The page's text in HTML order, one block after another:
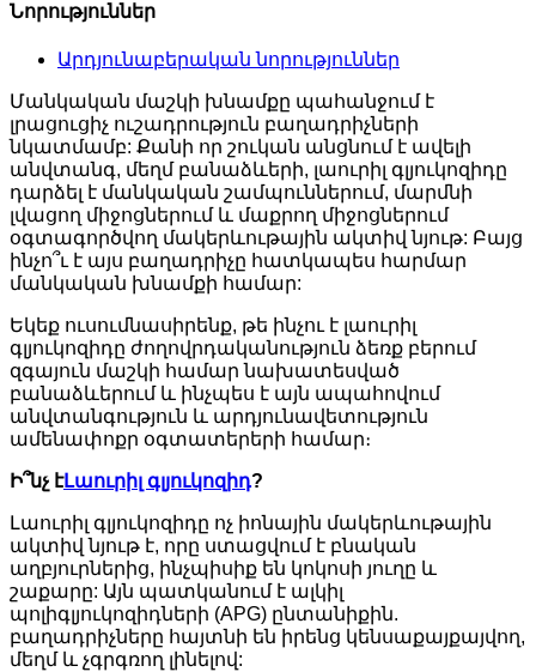
Նորություններ
Արդյունաբերական նորություններ
Մանկական մաշկի խնամքը պահանջում է
լրացուցիչ ուշադրություն բաղադրիչների
նկատմամբ: Քանի որ շուկան անցնում է ավելի
անվտանգ, մեղմ բանաձևերի, լաուրիլ գլյուկոզիդը
դարձել է մանկական շամպուններում, մարմնի
լվացող միջոցներում և մաքրող միջոցներում
օգտագործվող մակերևութային ակտիվ նյութ: Բայց
ինչո՞ւ է այս բաղադրիչը հատկապես հարմար
մանկական խնամքի համար:
Եկեք ուսումնասիրենք, թե ինչու է լաուրիլ
գլյուկոզիդը ժողովրդականություն ձեռք բերում
զգայուն մաշկի համար նախատեսված
բանաձևերում և ինչպես է այն ապահովում
անվտանգություն և արդյունավետություն
ամենափոքր օգտատերերի համար։
Ի՞նչ էԼաուրիլ գլյուկոզիդ?
Լաուրիլ գլյուկոզիդը ոչ իոնային մակերևութային
ակտիվ նյութ է, որը ստացվում է բնական
աղբյուրներից, ինչպիսիք են կոկոսի յուղը և
շաքարը: Այն պատկանում է ալկիլ
պոլիգլյուկոզիդների (APG) ընտանիքին.
բաղադրիչները հայտնի են իրենց կենսաքայքայվող,
մեղմ և չգրգռող լինելով: